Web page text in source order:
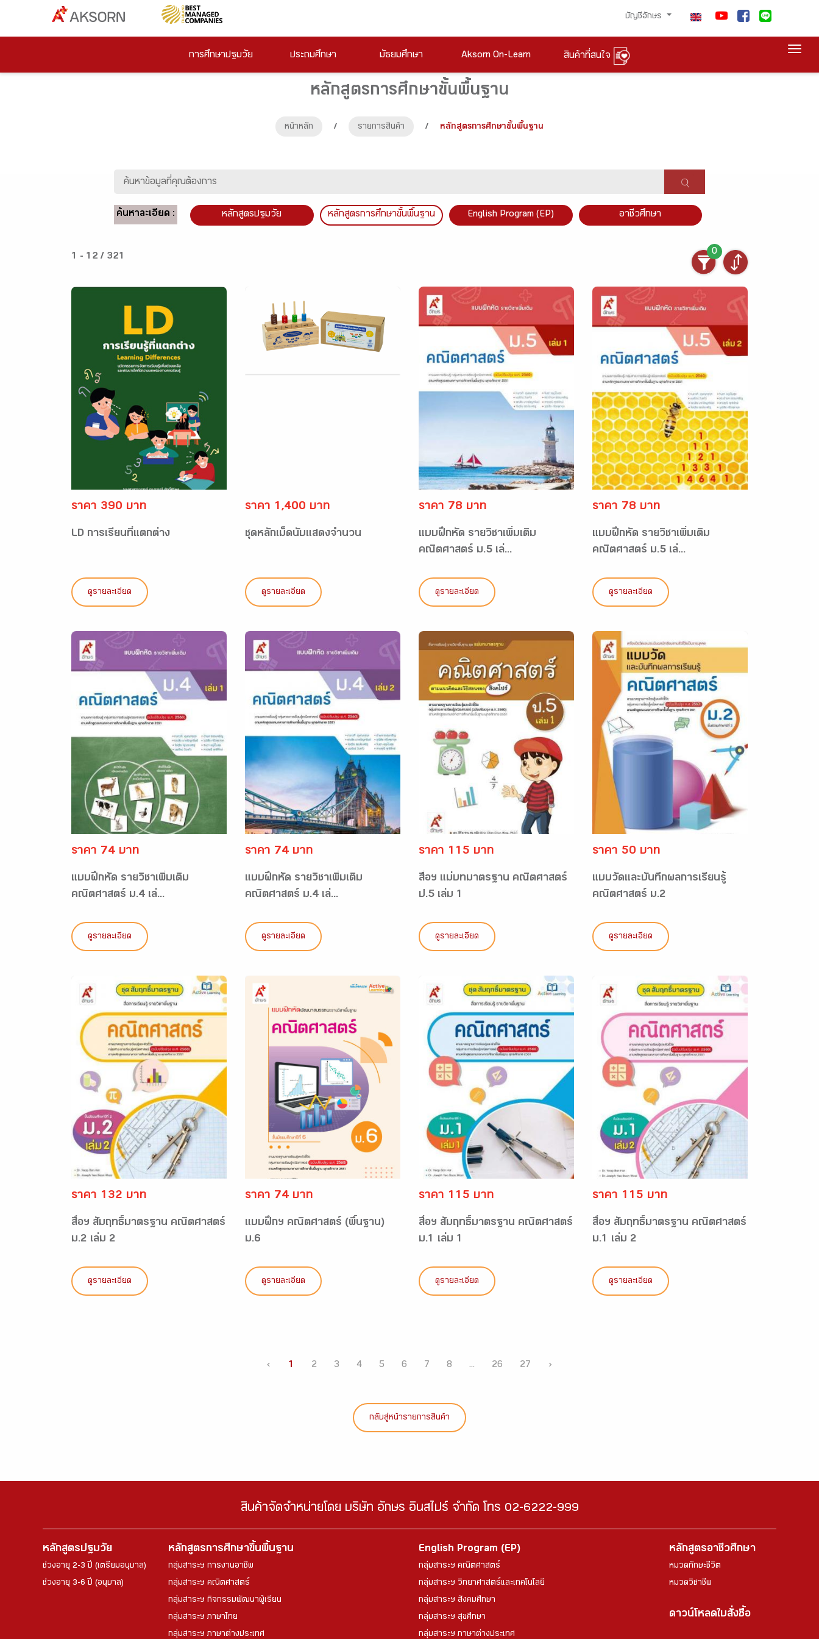
บัญชีอักษร
การศึกษาปฐมวัย ประถมศึกษา มัธยมศึกษา Aksorn On-Learn สินค้าที่สนใจ
หลักสูตรการศึกษาขั้นพื้นฐาน
หน้าหลัก / รายการสินค้า / หลักสูตรการศึกษาขั้นพื้นฐาน
ค้นหาละเอียด : หลักสูตรปฐมวัย หลักสูตรการศึกษาขั้นพื้นฐาน English Program (EP) อาชีวศึกษา
1 - 12 / 321
0
ราคา 390 บาท
LD การเรียนที่แตกต่าง
ดูรายละเอียด
ราคา 1,400 บาท
ชุดหลักเม็ดนับแสดงจำนวน
ดูรายละเอียด
ราคา 78 บาท
แบบฝึกหัด รายวิชาเพิ่มเติม
คณิตศาสตร์ ม.5 เล่...
ดูรายละเอียด
ราคา 78 บาท
แบบฝึกหัด รายวิชาเพิ่มเติม
คณิตศาสตร์ ม.5 เล่...
ดูรายละเอียด
ราคา 74 บาท
แบบฝึกหัด รายวิชาเพิ่มเติม
คณิตศาสตร์ ม.4 เล่...
ดูรายละเอียด
ราคา 74 บาท
แบบฝึกหัด รายวิชาเพิ่มเติม
คณิตศาสตร์ ม.4 เล่...
ดูรายละเอียด
ราคา 115 บาท
สื่อฯ แม่บทมาตรฐาน คณิตศาสตร์
ป.5 เล่ม 1
ดูรายละเอียด
ราคา 50 บาท
แบบวัดและบันทึกผลการเรียนรู้
คณิตศาสตร์ ม.2
ดูรายละเอียด
ราคา 132 บาท
สื่อฯ สัมฤทธิ์มาตรฐาน คณิตศาสตร์
ม.2 เล่ม 2
ดูรายละเอียด
ราคา 74 บาท
แบบฝึกฯ คณิตศาสตร์ (พื้นฐาน)
ม.6
ดูรายละเอียด
ราคา 115 บาท
สื่อฯ สัมฤทธิ์มาตรฐาน คณิตศาสตร์
ม.1 เล่ม 1
ดูรายละเอียด
ราคา 115 บาท
สื่อฯ สัมฤทธิ์มาตรฐาน คณิตศาสตร์
ม.1 เล่ม 2
ดูรายละเอียด
‹ 1 2 3 4 5 6 7 8 ... 26 27 ›
กลับสู่หน้ารายการสินค้า
สินค้าจัดจำหน่ายโดย บริษัท อักษร อินสไปร์ จำกัด โทร 02-6222-999
หลักสูตรปฐมวัย
ช่วงอายุ 2-3 ปี (เตรียมอนุบาล)
ช่วงอายุ 3-6 ปี (อนุบาล)
หลักสูตรการศึกษาขึ้นพื้นฐาน
กลุ่มสาระฯ การงานอาชีพ
กลุ่มสาระฯ คณิตศาสตร์
กลุ่มสาระฯ กิจกรรมพัฒนาผู้เรียน
กลุ่มสาระฯ ภาษาไทย
กลุ่มสาระฯ ภาษาต่างประเทศ
English Program (EP)
กลุ่มสาระฯ คณิตศาสตร์
กลุ่มสาระฯ วิทยาศาสตร์และเทคโนโลยี
กลุ่มสาระฯ สังคมศึกษา
กลุ่มสาระฯ สุขศึกษา
กลุ่มสาระฯ ภาษาต่างประเทศ
หลักสูตรอาชีวศึกษา
หมวดทักษะชีวิต
หมวดวิชาชีพ
ดาวน์โหลดใบสั่งซื้อ